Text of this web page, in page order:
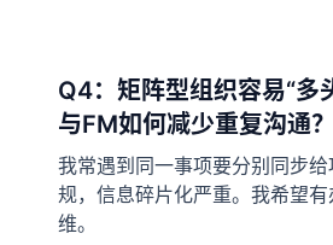
Q4：矩阵型组织容易“多
与FM如何减少重复沟通？
我常遇到同一事项要分别同步
规，信息碎片化严重。我希望
维。